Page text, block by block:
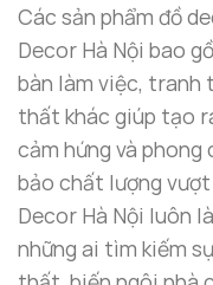
Các sản phẩm đồ
Decor Hà Nội bao
bàn làm việc, tranh
thất khác giúp tạo
cảm hứng và
bảo chất lượng
Decor Hà Nội luôn
những ai tìm kiếm